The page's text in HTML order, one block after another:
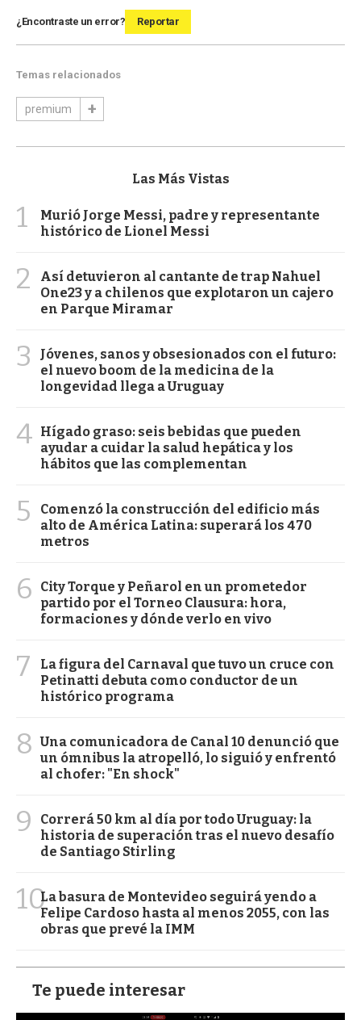
¿Encontraste un error? Reportar
Temas relacionados
premium
Las Más Vistas
1
Murió Jorge Messi, padre y representante
histórico de Lionel Messi
2
Así detuvieron al cantante de trap Nahuel
One23 y a chilenos que explotaron un cajero
en Parque Miramar
3
Jóvenes, sanos y obsesionados con el futuro:
el nuevo boom de la medicina de la
longevidad llega a Uruguay
4 Hígado graso: seis bebidas que pueden
ayudar a cuidar la salud hepática y los
hábitos que las complementan
5
Comenzó la construcción del edificio más
alto de América Latina: superará los 470
metros
6
City Torque y Peñarol en un prometedor
partido por el Torneo Clausura: hora,
formaciones y dónde verlo en vivo
7
La figura del Carnaval que tuvo un cruce con
Petinatti debuta como conductor de un
histórico programa
8 Una comunicadora de Canal 10 denunció que
un ómnibus la atropelló, lo siguió y enfrentó
al chofer: "En shock"
9
Correrá 50 km al día por todo Uruguay: la
historia de superación tras el nuevo desafío
de Santiago Stirling
10La basura de Montevideo seguirá yendo a
Felipe Cardoso hasta al menos 2055, con las
obras que prevé la IMM
Te puede interesar